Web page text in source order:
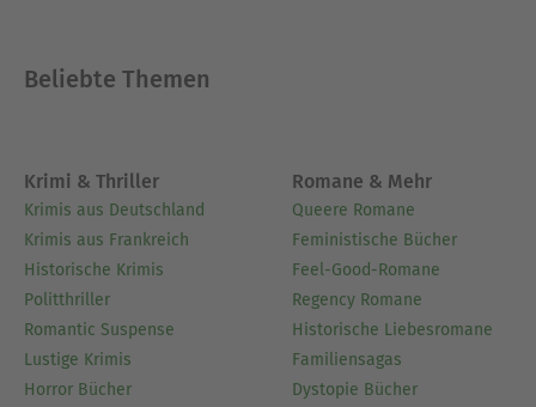
Beliebte Themen
Krimi & Thriller
Krimis aus Deutschland
Krimis aus Frankreich
Historische Krimis
Politthriller
Romantic Suspense
Lustige Krimis
Horror Bücher
Romane & Mehr
Queere Romane
Feministische Bücher
Feel-Good-Romane
Regency Romane
Historische Liebesromane
Familiensagas
Dystopie Bücher